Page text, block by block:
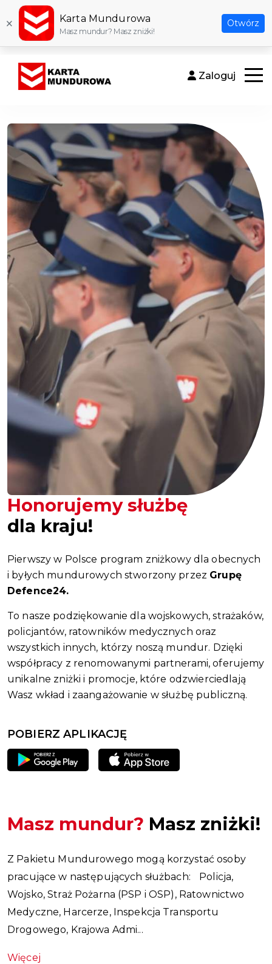
× Karta Mundurowa
Masz mundur? Masz zniżki!
Otwórz
Zaloguj
Honorujemy służbę
dla kraju!
Pierwszy w Polsce program zniżkowy dla obecnych
i byłych mundurowych stworzony przez Grupę
Defence24.
To nasze podziękowanie dla wojskowych, strażaków,
policjantów, ratowników medycznych oraz
wszystkich innych, którzy noszą mundur. Dzięki
współpracy z renomowanymi partnerami, oferujemy
unikalne zniżki i promocje, które odzwierciedlają
Wasz wkład i zaangażowanie w służbę publiczną.
POBIERZ APLIKACJĘ
Masz mundur? Masz zniżki!
Z Pakietu Mundurowego mogą korzystać osoby
pracujące w następujących służbach: Policja,
Wojsko, Straż Pożarna (PSP i OSP), Ratownictwo
Medyczne, Harcerze, Inspekcja Transportu
Drogowego, Krajowa Admi...
Więcej